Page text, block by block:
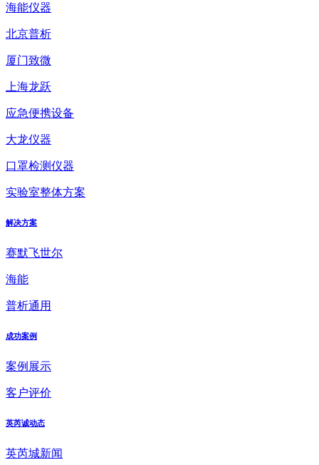
海能仪器
北京普析
厦门致微
上海龙跃
应急便携设备
大龙仪器
口罩检测仪器
实验室整体方案
解决方案
赛默飞世尔
海能
普析通用
成功案例
案例展示
客户评价
英芮诚动态
英芮城新闻